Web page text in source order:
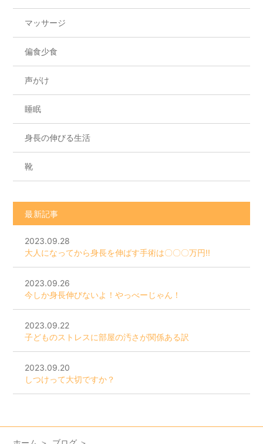
マッサージ
偏食少食
声がけ
睡眠
身長の伸びる生活
靴
最新記事
2023.09.28
大人になってから身長を伸ばす手術は〇〇〇万円!!
2023.09.26
今しか身長伸びないよ！やっべーじゃん！
2023.09.22
子どものストレスに部屋の汚さが関係ある訳
2023.09.20
しつけって大切ですか？